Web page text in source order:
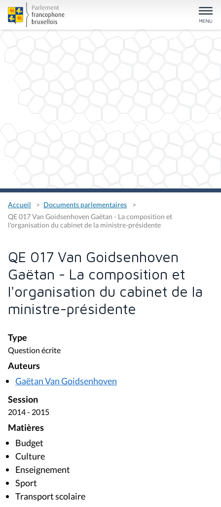
Accueil
Documents parlementaires
QE 017 Van Goidsenhoven Gaëtan - La composition et
l'organisation du cabinet de la ministre-présidente
QE 017 Van Goidsenhoven
Gaëtan - La composition et
l'organisation du cabinet de la
ministre-présidente
Type
Question écrite
Auteurs
Gaëtan Van Goidsenhoven
Session
2014 - 2015
Matières
Budget
Culture
Enseignement
Sport
Transport scolaire